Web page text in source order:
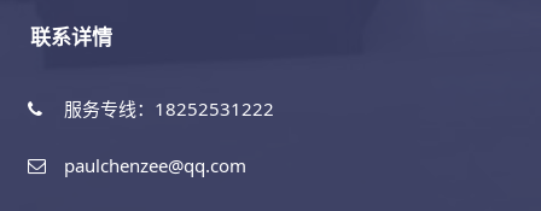
联系详情
服务专线：18252531222
paulchenzee@qq.com